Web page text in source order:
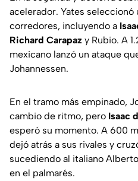
acelerador. Yates seleccionó
corredores, incluyendo a
Richard Carapaz y Rubio. A
mexicano lanzó un ataque
Johannessen.
En el tramo más empinado,
cambio de ritmo, pero Isaac
esperó su momento. A 600
dejó atrás a sus rivales y
sucediendo al italiano
en el palmarés.